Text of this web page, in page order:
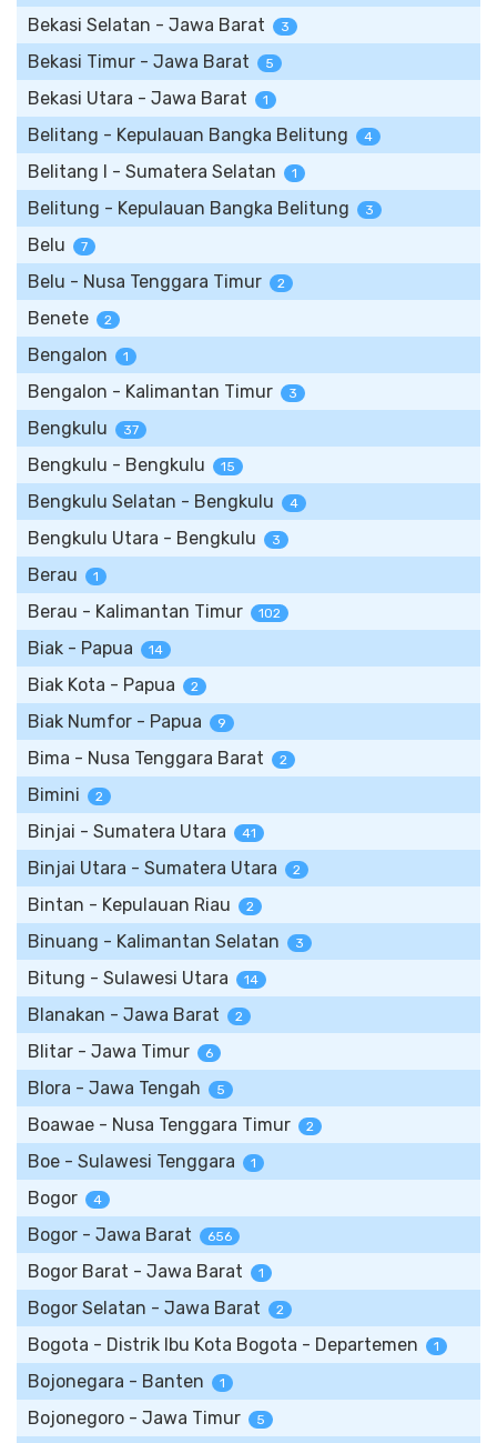
Bekasi Selatan - Jawa Barat 3
Bekasi Timur - Jawa Barat 5
Bekasi Utara - Jawa Barat 1
Belitang - Kepulauan Bangka Belitung 4
Belitang I - Sumatera Selatan 1
Belitung - Kepulauan Bangka Belitung 3
Belu 7
Belu - Nusa Tenggara Timur 2
Benete 2
Bengalon 1
Bengalon - Kalimantan Timur 3
Bengkulu 37
Bengkulu - Bengkulu 15
Bengkulu Selatan - Bengkulu 4
Bengkulu Utara - Bengkulu 3
Berau 1
Berau - Kalimantan Timur 102
Biak - Papua 14
Biak Kota - Papua 2
Biak Numfor - Papua 9
Bima - Nusa Tenggara Barat 2
Bimini 2
Binjai - Sumatera Utara 41
Binjai Utara - Sumatera Utara 2
Bintan - Kepulauan Riau 2
Binuang - Kalimantan Selatan 3
Bitung - Sulawesi Utara 14
Blanakan - Jawa Barat 2
Blitar - Jawa Timur 6
Blora - Jawa Tengah 5
Boawae - Nusa Tenggara Timur 2
Boe - Sulawesi Tenggara 1
Bogor 4
Bogor - Jawa Barat 656
Bogor Barat - Jawa Barat 1
Bogor Selatan - Jawa Barat 2
Bogota - Distrik Ibu Kota Bogota - Departemen 1
Bojonegara - Banten 1
Bojonegoro - Jawa Timur 5